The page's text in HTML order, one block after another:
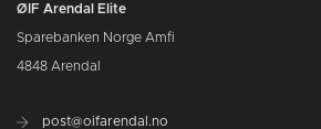
ØIF Arendal Elite
Sparebanken Norge Amfi
4848 Arendal
post@oifarendal.no